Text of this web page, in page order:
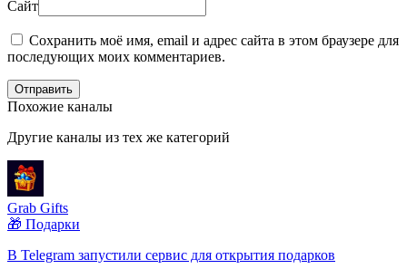
Сайт
Сохранить моё имя, email и адрес сайта в этом браузере для
последующих моих комментариев.
Отправить
Похожие каналы
Другие каналы из тех же категорий
Grab Gifts
🎁 Подарки
В Telegram запустили сервис для открытия подарков